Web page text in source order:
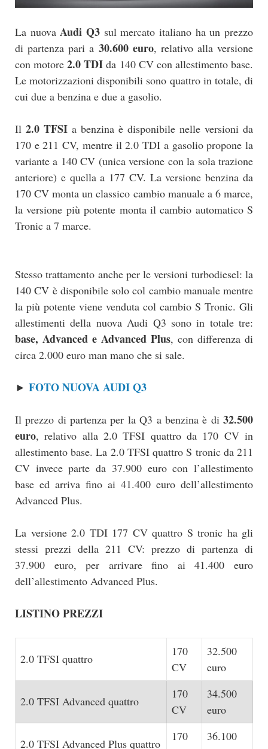
La nuovaAudi Q3 sul mercato italiano ha un prezzo
di partenza pari a 30.600 euro, relativo alla versione
con motore2.0 TDI da 140 CV con allestimento base.
Le motorizzazioni disponibili sono quattro in totale, di
cui due a benzina e due a gasolio.
Il 2.0 TFSI a benzina è disponibile nelle versioni da
170 e 211 CV, mentre il 2.0 TDI a gasolio propone la
variante a 140 CV (unica versione con la sola trazione
anteriore) e quella a 177 CV. La versione benzina da
170 CV monta un classico cambio manuale a 6 marce,
la versione più potente monta il cambio automatico S
Tronic a 7 marce.
Stesso trattamento anche per le versioni turbodiesel: la
140 CV è disponibile solo col cambio manuale mentre
la più potente viene venduta col cambio S Tronic. Gli
allestimenti della nuova Audi Q3 sono in totale tre:
base, Advanced e Advanced Plus, con differenza di
circa 2.000 euro man mano che si sale.
► FOTO NUOVA AUDI Q3
Il prezzo di partenza per la Q3 a benzina è di 32.500
euro, relativo alla 2.0 TFSI quattro da 170 CV in
allestimento base. La 2.0 TFSI quattro S tronic da 211
CV invece parte da 37.900 euro con l’allestimento
base ed arriva fino ai 41.400 euro dell’allestimento
Advanced Plus.
La versione 2.0 TDI 177 CV quattro S tronic ha gli
stessi prezzi della 211 CV: prezzo di partenza di
37.900 euro, per arrivare fino ai 41.400 euro
dell’allestimento Advanced Plus.
LISTINO PREZZI
2.0 TFSI quattro
170
CV
32.500
euro
2.0 TFSI Advanced quattro
170
CV
34.500
euro
2.0 TFSI Advanced Plus quattro
170
36.100